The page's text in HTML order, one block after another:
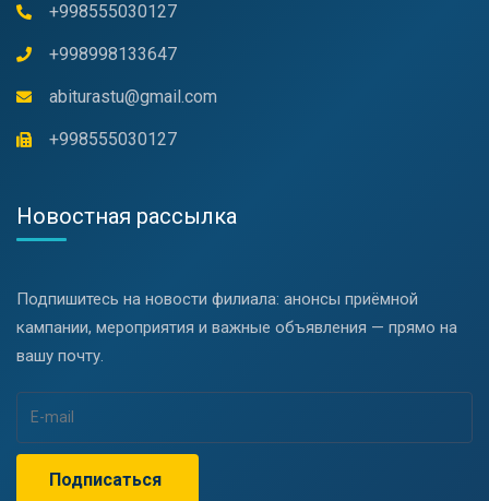
+998555030127
+998998133647
abiturastu@gmail.com
+998555030127
Новостная рассылка
Подпишитесь на новости филиала: анонсы приёмной
кампании, мероприятия и важные объявления — прямо на
вашу почту.